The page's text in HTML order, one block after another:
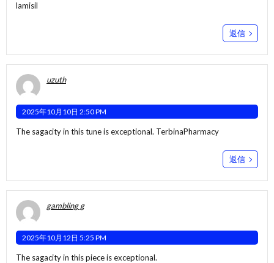
lamisil
返信
uzuth
2025年10月10日 2:50 PM
The sagacity in this tune is exceptional. TerbinaPharmacy
返信
gambling g
2025年10月12日 5:25 PM
The sagacity in this piece is exceptional.